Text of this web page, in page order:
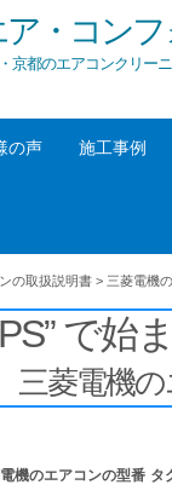
・コンフ
京都のエアコンクリー
の声 施工事例
の取扱説明書 > 三菱電機
で始
三菱電機
機のエアコンの型番 タ